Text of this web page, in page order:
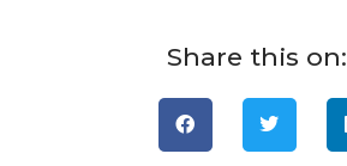
Share this on: